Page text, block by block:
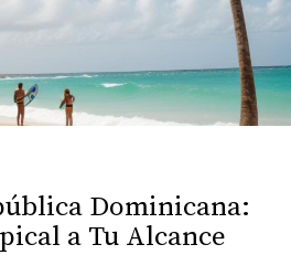
Dominicana:
a Tu Alcance